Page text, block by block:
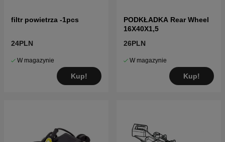
filtr powietrza -1pcs
24PLN
W magazynie
Kup!
PODKŁADKA Rear Wheel
16X40X1,5
26PLN
W magazynie
Kup!